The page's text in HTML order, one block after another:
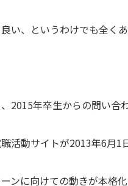
い、というわけでも全くあ
2015年卒生からの問い合
活動サイトが2013年6月1
ンに向けての動きが本格化